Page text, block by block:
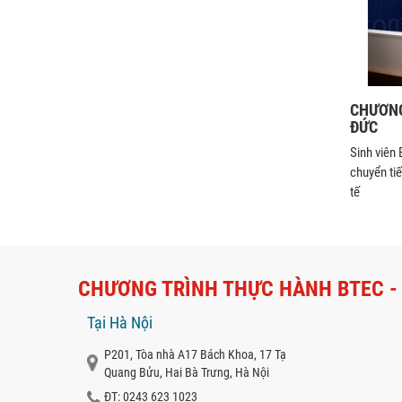
ĐỨC
Sinh viên
chuyển
tế
CHƯƠNG TRÌNH THỰC HÀNH BTEC
Tại Hà Nội
P201, Tòa nhà A17 Bách Khoa, 17 Tạ
Quang Bửu, Hai Bà Trưng, Hà Nội
ĐT: 0243 623 1023